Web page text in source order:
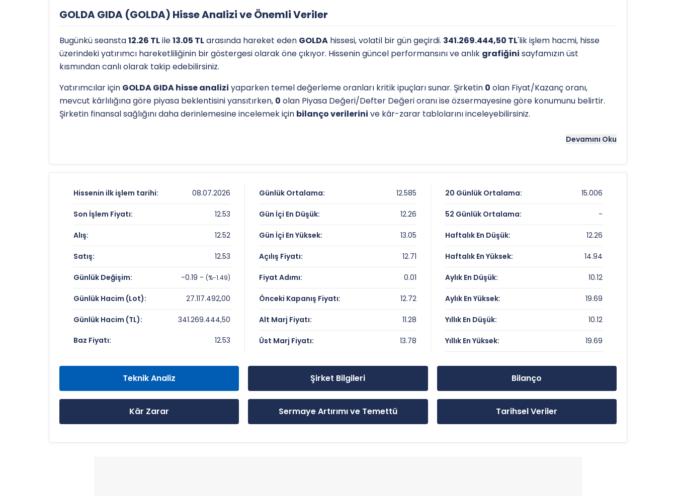
GOLDA GIDA (GOLDA) Hisse Analizi ve Önemli Veriler
Bugünkü seansta12.26 TLile13.05 TLarasında hareket eden GOLDA hissesi, volatil bir gün geçirdi. 341.269.444,50 TL'lik işlem hacmi, hisse
üzerindeki yatırımcı hareketliliğinin bir göstergesi olarak öne çıkıyor. Hissenin güncel performansını ve anlık grafiğini sayfamızın üst
kısmından canlı olarak takip edebilirsiniz.
Yatırımcılar için GOLDA GIDA hisse analizi yaparken temel değerleme oranları kritik ipuçları sunar. Şirketin 0 olan Fiyat/Kazanç oranı,
mevcut kârlılığına göre piyasa beklentisini yansıtırken, 0 olan Piyasa Değeri/Defter Değeri oranı ise özsermayesine göre konumunu belirtir.
Şirketin finansal sağlığını daha derinlemesine incelemek için bilanço verilerini ve kâr-zarar tablolarını inceleyebilirsiniz.
göstergeleri önemli bir araçtır. Hissenin19.69
detaylı indikatör analizlerineteknik analiz sayfamızdanulaşabilirsiniz.
Anlık Fiyat:
12,53 TL
Günlük Değişim:
-1,49%
Yıllık Getiri:
GOLDA GIDA Değerleme Çarpanları
Fiyat/Kazanç (F/K):
Veri Yok
Piyasa Değeri/Defter Değeri (PD/DD):
13.05 TL
Son 1 Yılın Dibi:
10.12 TL
Devamını Oku
Hissenin ilk işlem tarihi: 08.07.2026
Son İşlem Fiyatı: 12.53
Alış: 12.52
Satış: 12.53
Günlük Değişim: -0.19 -(%-1.49)
Günlük Hacim (Lot): 27.117.492,00
Günlük Hacim (TL): 341.269.444,50
Baz Fiyatı: 12.53
Günlük Ortalama: 12.585
Gün İçi En Düşük: 12.26
Gün İçi En Yüksek: 13.05
Açılış Fiyatı: 12.71
Fiyat Adımı: 0.01
Önceki Kapanış Fiyatı: 12.72
Alt Marj Fiyatı: 11.28
Üst Marj Fiyatı: 13.78
20 Günlük Ortalama: 15.006
52 Günlük Ortalama: -
Haftalık En Düşük: 12.26
Haftalık En Yüksek: 14.94
Aylık En Düşük: 10.12
Aylık En Yüksek: 19.69
Yıllık En Düşük: 10.12
Yıllık En Yüksek: 19.69
Teknik Analiz Şirket Bilgileri Bilanço
Kâr Zarar Sermaye Artırımı ve Temettü Tarihsel Veriler